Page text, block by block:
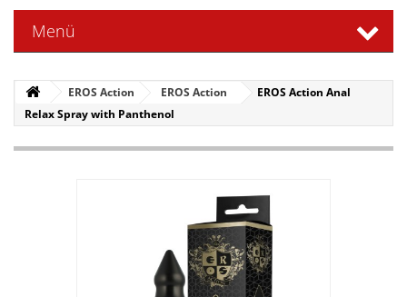
Menü
EROS Action EROS Action
EROS Action Anal
Relax Spray with Panthenol